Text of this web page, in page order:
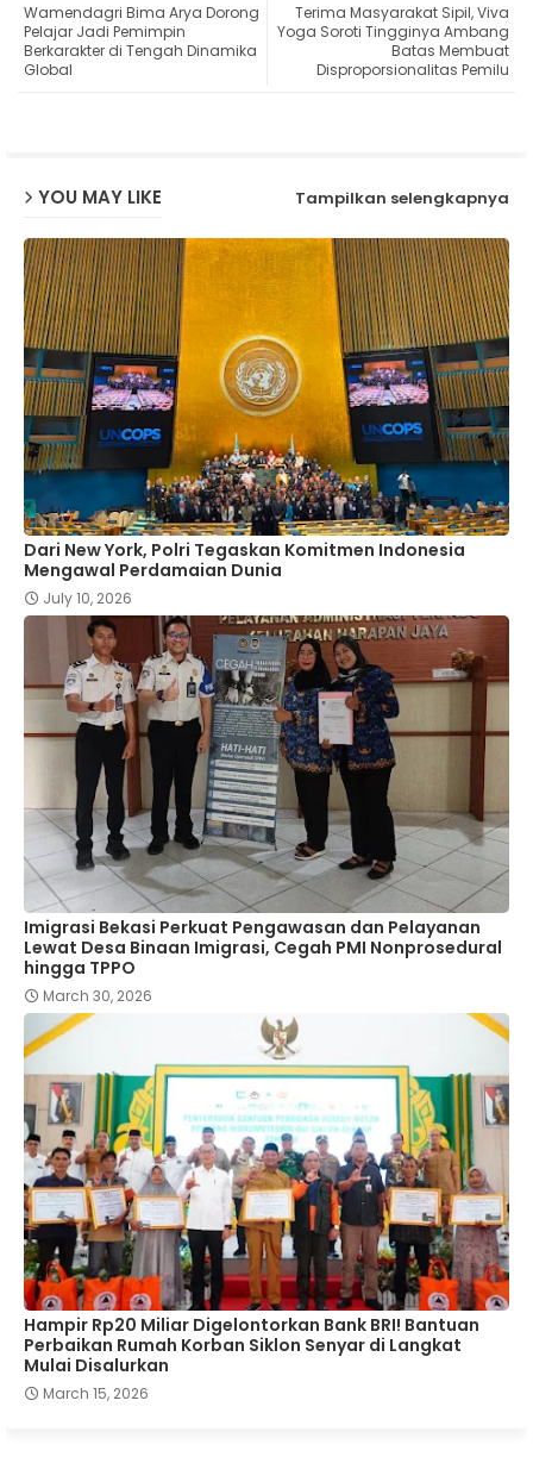
ter ats
ap
Terima Masyarakat Sipil, Viva
Yoga Soroti Tingginya Ambang
Batas Membuat
Disproporsionalitas Pemilu
Wamendagri Bima Arya Dorong
Pelajar Jadi Pemimpin
Berkarakter di Tengah Dinamika
Global
YOU MAY LIKE Tampilkan selengkapnya
Dari New York, Polri Tegaskan Komitmen Indonesia
Mengawal Perdamaian Dunia
July 10, 2026
Imigrasi Bekasi Perkuat Pengawasan dan Pelayanan
Lewat Desa Binaan Imigrasi, Cegah PMI Nonprosedural
hingga TPPO
March 30, 2026
Hampir Rp20 Miliar Digelontorkan Bank BRI! Bantuan
Perbaikan Rumah Korban Siklon Senyar di Langkat
Mulai Disalurkan
March 15, 2026